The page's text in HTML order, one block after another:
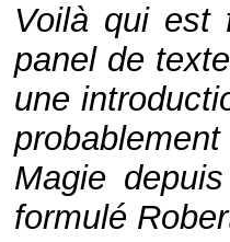
Voilà qui est
panel de
une
Magie
formulé